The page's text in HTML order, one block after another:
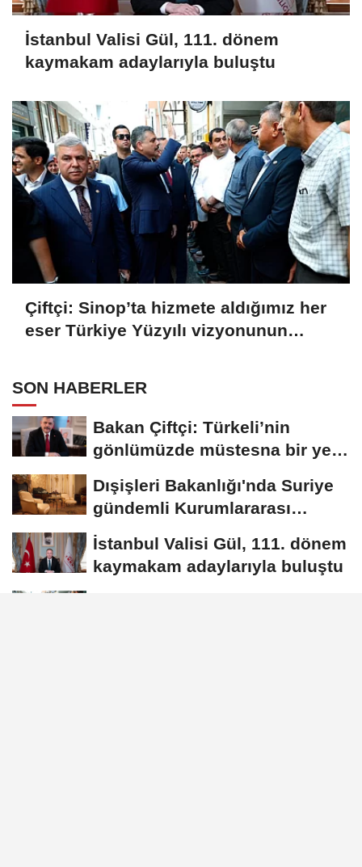
İstanbul Valisi Gül, 111. dönem
kaymakam adaylarıyla buluştu
Çiftçi: Sinop’ta hizmete aldığımız her
eser Türkiye Yüzyılı vizyonunun
SON HABERLER
Bakan Çiftçi: Türkeli’nin
gönlümüzde müstesna bir yeri
Dışişleri Bakanlığı'nda Suriye
gündemli Kurumlararası
Eşgüdüm...
İstanbul Valisi Gül, 111. dönem
kaymakam adaylarıyla buluştu